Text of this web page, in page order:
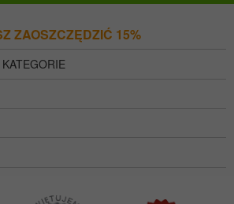
ZAOSZCZĘDZIĆ 15%